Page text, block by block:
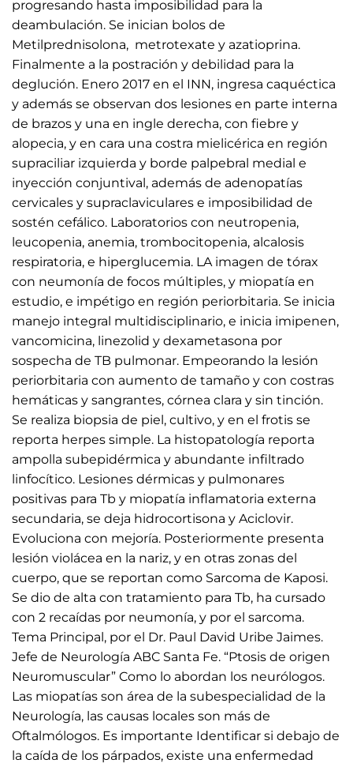
progresando hasta imposibilidad para la
deambulación. Se inician bolos de
Metilprednisolona, metrotexate y azatioprina.
Finalmente a la postración y debilidad para la
deglución. Enero 2017 en el INN, ingresa caquéctica
y además se observan dos lesiones en parte interna
de brazos y una en ingle derecha, con fiebre y
alopecia, y en cara una costra mielicérica en región
supraciliar izquierda y borde palpebral medial e
inyección conjuntival, además de adenopatías
cervicales y supraclaviculares e imposibilidad de
sostén cefálico. Laboratorios con neutropenia,
leucopenia, anemia, trombocitopenia, alcalosis
respiratoria, e hiperglucemia. LA imagen de tórax
con neumonía de focos múltiples, y miopatía en
estudio, e impétigo en región periorbitaria. Se inicia
manejo integral multidisciplinario, e inicia imipenen,
vancomicina, linezolid y dexametasona por
sospecha de TB pulmonar. Empeorando la lesión
periorbitaria con aumento de tamaño y con costras
hemáticas y sangrantes, córnea clara y sin tinción.
Se realiza biopsia de piel, cultivo, y en el frotis se
reporta herpes simple. La histopatología reporta
ampolla subepidérmica y abundante infiltrado
linfocítico. Lesiones dérmicas y pulmonares
positivas para Tb y miopatía inflamatoria externa
secundaria, se deja hidrocortisona y Aciclovir.
Evoluciona con mejoría. Posteriormente presenta
lesión violácea en la nariz, y en otras zonas del
cuerpo, que se reportan como Sarcoma de Kaposi.
Se dio de alta con tratamiento para Tb, ha cursado
con 2 recaídas por neumonía, y por el sarcoma.
Tema Principal, por el Dr. Paul David Uribe Jaimes.
Jefe de Neurología ABC Santa Fe. “Ptosis de origen
Neuromuscular” Como lo abordan los neurólogos.
Las miopatías son área de la subespecialidad de la
Neurología, las causas locales son más de
Oftalmólogos. Es importante Identificar si debajo de
la caída de los párpados, existe una enfermedad